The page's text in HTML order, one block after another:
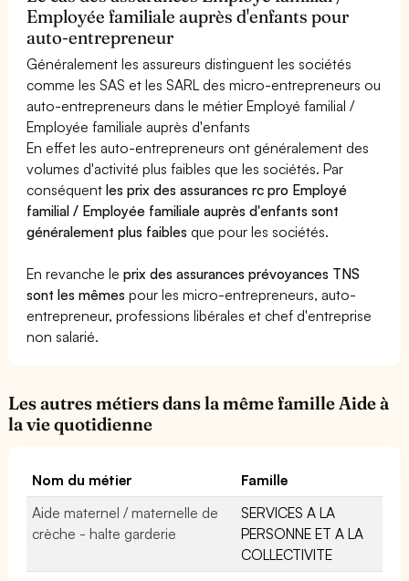
Employée familiale auprès d'enfants pour
auto-entrepreneur
Généralement les assureurs distinguent les sociétés
comme les SAS et les SARL des micro-entrepreneurs ou
auto-entrepreneurs dans le métier Employé familial /
Employée familiale auprès d'enfants
En effet les auto-entrepreneurs ont généralement des
volumes d'activité plus faibles que les sociétés. Par
conséquentles prix des assurances rc pro Employé
familial / Employée familiale auprès d'enfants sont
généralement plus faibles que pour les sociétés.
En revanche leprix des assurances prévoyances TNS
sont les mêmes pour les micro-entrepreneurs, auto-
entrepreneur, professions libérales et chef d'entreprise
non salarié.
Les autres métiers dans la même famille Aide à
la vie quotidienne
Nom du métier
Famille
Aide maternel / maternelle de
crèche - halte garderie
SERVICES A LA
PERSONNE ET A LA
COLLECTIVITE